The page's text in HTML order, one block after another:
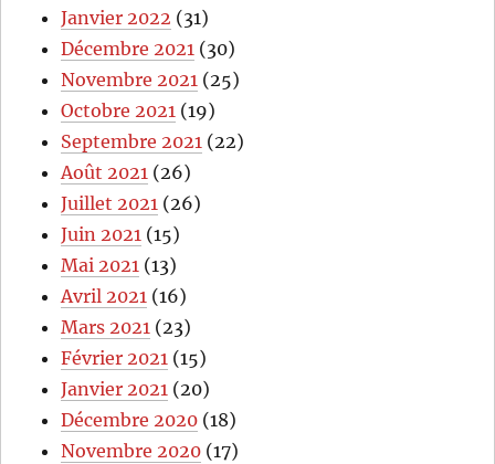
Janvier 2022 (31)
Décembre 2021 (30)
Novembre 2021 (25)
Octobre 2021 (19)
Septembre 2021 (22)
Août 2021 (26)
Juillet 2021 (26)
Juin 2021 (15)
Mai 2021 (13)
Avril 2021 (16)
Mars 2021 (23)
Février 2021 (15)
Janvier 2021 (20)
Décembre 2020 (18)
Novembre 2020 (17)